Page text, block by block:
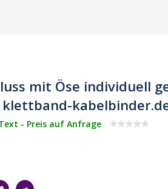
mit Öse individuell
- Preis auf Anfrage